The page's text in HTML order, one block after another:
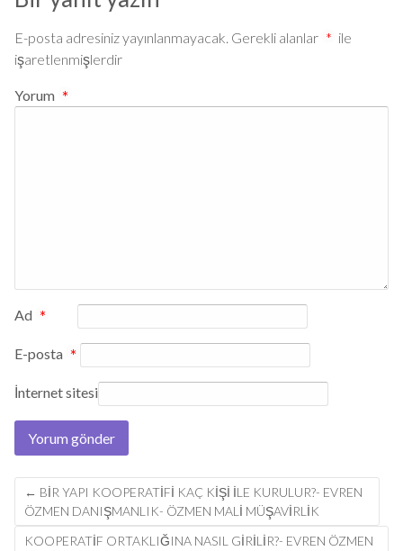
E-posta adresiniz yayınlanmayacak. Gerekli alanlar * ile
işaretlenmişlerdir
Yorum *
Ad *
E-posta *
İnternet sitesi
Post
navigation
← BIR YAPI KOOPERATIFI KAÇ KIŞI ILE KURULUR?- EVREN
ÖZMEN DANIŞMANLIK- ÖZMEN MALİ MÜŞAVİRLİK
KOOPERATIF ORTAKLIĞINA NASIL GIRILIR?- EVREN ÖZMEN